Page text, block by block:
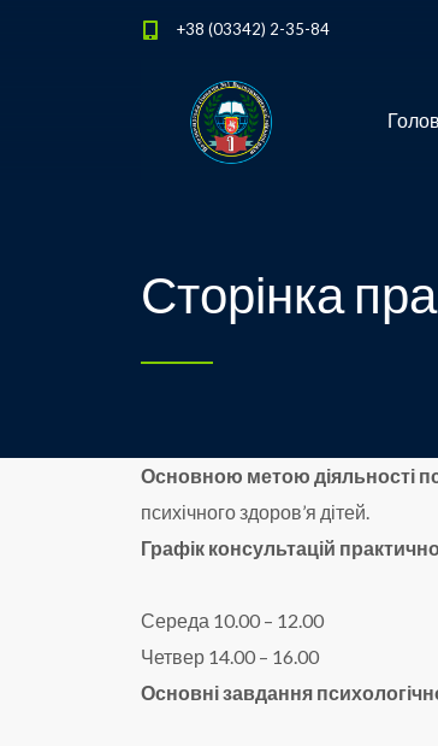
+38 (03342) 2-35-84
Сторінка
Основною метою діяльності
психічного здоров’я дітей.
Графік консультацій
Середа 10.00 – 12.00
Четвер 14.00 – 16.00
Основні завдання